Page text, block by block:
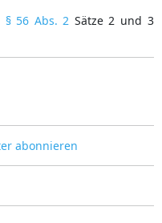
§ 56 Abs. 2 Sätze 2 und 3
abonnieren